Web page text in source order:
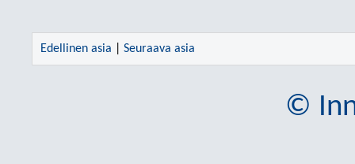
Edellinen asia Seuraava asia
©